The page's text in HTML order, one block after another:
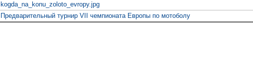
kogda_na_konu_zoloto_evropy.jpg
Предварительный турнир VII чемпионата Европы по мотоболу